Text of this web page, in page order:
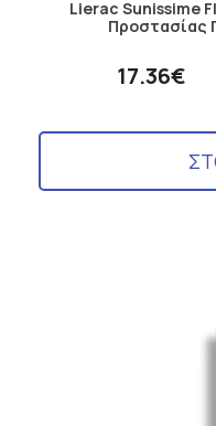
Lierac Sunissime
Προστασίας
17.36€